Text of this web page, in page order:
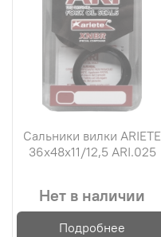
Сальники вилки ARIETE
36х48х11/12,5 ARI.025
Нет в наличии
Подробнее